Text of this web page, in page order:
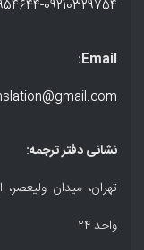
-09210329754
Email:
نشانی دفتر ترجمه:
تهران، میدان ولیعصر،
واحد ۲۴